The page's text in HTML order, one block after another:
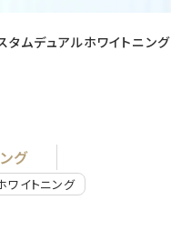
タムデュアルホワイトニング
グ
ワイトニング